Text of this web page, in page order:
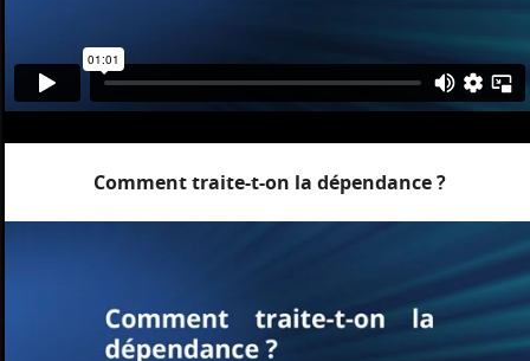
Comment traite-t-on la dépendance ?